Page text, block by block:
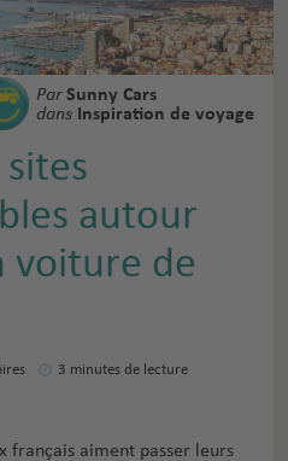
ParSunny Cars
dans Inspiration de voyage
autour
voiture de
3 minutes de lecture
français aiment passer leurs